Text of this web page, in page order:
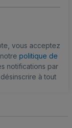
vous acceptez
politique de
notifications par
à tout